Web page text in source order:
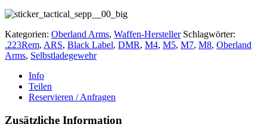
Kategorien: Oberland Arms, Waffen-Hersteller Schlagwörter:
.223Rem, ARS, Black Label, DMR, M4, M5, M7, M8, Oberland
Arms, Selbstladegewehr
Info
Teilen
Reservieren / Anfragen
Zusätzliche Information